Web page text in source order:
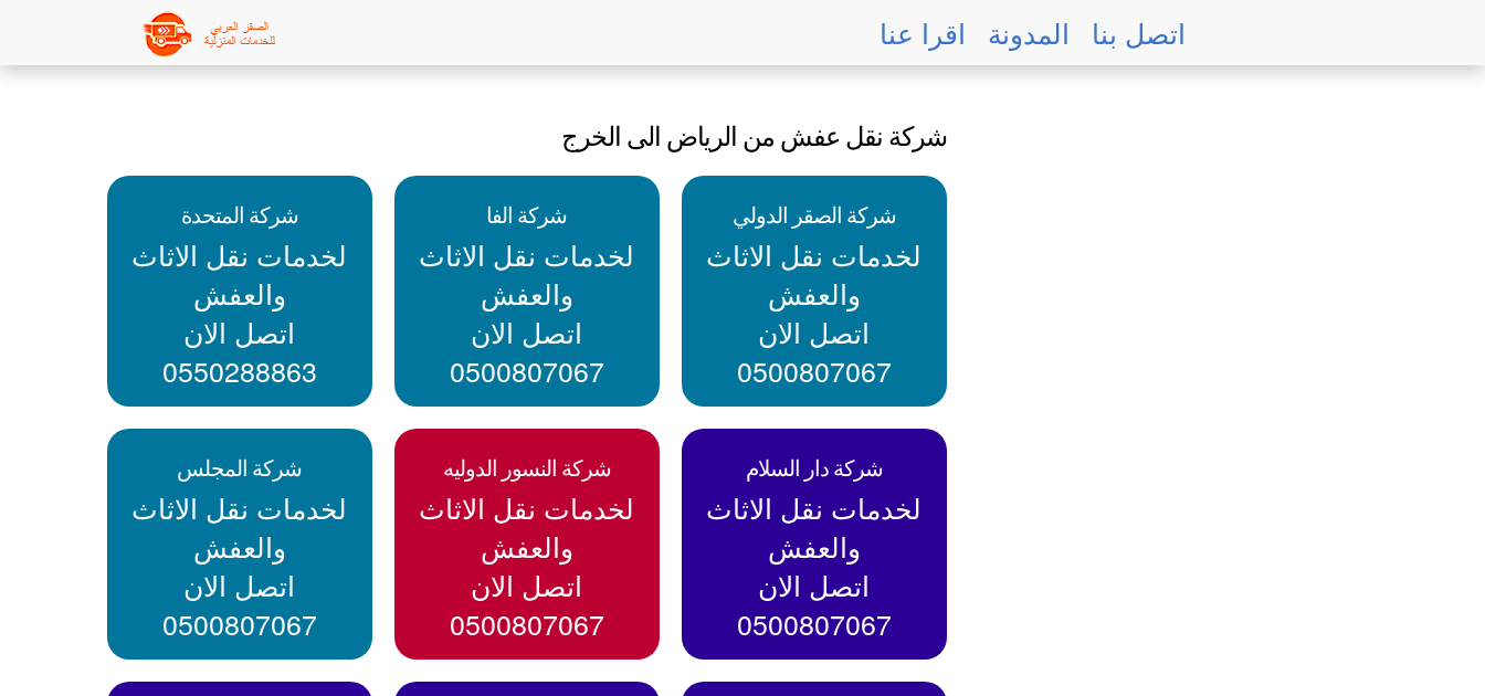
to
اقرا عنا المدونة اتصل بنا
شركة نقل عفش من الرياض الى الخرج
شركة المتحدة
لخدمات نقل الاثاث
والعفش
اتصل الان
0550288863
شركة الفا
لخدمات نقل الاثاث
والعفش
اتصل الان
0500807067
شركة الصقر الدولي
لخدمات نقل الاثاث
والعفش
اتصل الان
0500807067
شركة المجلس
لخدمات نقل الاثاث
والعفش
اتصل الان
0500807067
شركة النسور الدوليه
لخدمات نقل الاثاث
والعفش
اتصل الان
0500807067
شركة دار السلام
لخدمات نقل الاثاث
والعفش
اتصل الان
0500807067